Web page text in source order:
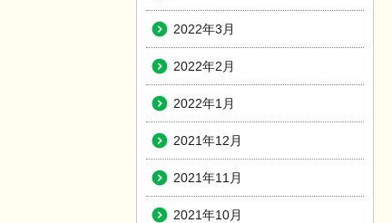
2022年3月
2022年2月
2022年1月
2021年12月
2021年11月
2021年10月